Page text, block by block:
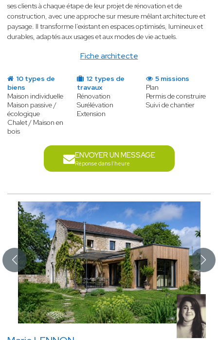
Fiche architecte
ses clients à chaque étape de leur projet de rénovation et de
construction, avec une approche sur mesure mêlant architecture et
paysage. Il transforme l’existant en espaces optimisés, lumineux et
durables, adaptés aux usages et aux modes de vie actuels.
10 types de
biens
Maison individuelle
Maison passive /
écologique
Chalet / Maison en
bois
12 types de
travaux
Rénovation
Surélévation
Extension
5 missions
Plan
Permis de construire
Suivi de chantier
ENVOYER UN MESSAGE
Réponse dans l'heure